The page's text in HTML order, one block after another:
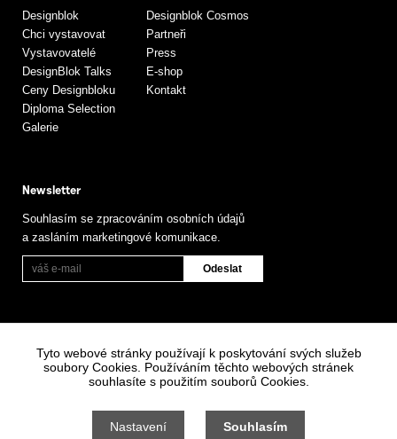
Designblok
Chci vystavovat
Vystavovatelé
DesignBlok Talks
Ceny Designbloku
Diploma Selection
Galerie
Designblok Cosmos
Partneři
Press
E-shop
Kontakt
Newsletter
Souhlasím se zpracováním osobních údajů
a zasláním marketingové komunikace.
Všeobecné obchodní podmínky
Nastavení cookies
Tyto webové stránky používají k poskytování svých služeb
soubory Cookies. Používáním těchto webových stránek
souhlasíte s použitím souborů Cookies.
Nastavení Souhlasím